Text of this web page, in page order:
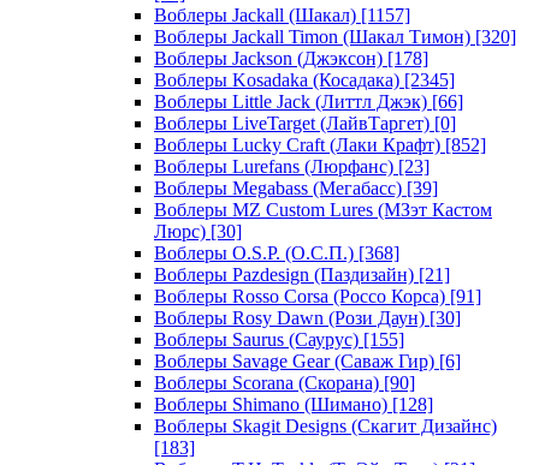
Воблеры Jackall (Шакал) [1157]
Воблеры Jackall Timon (Шакал Тимон) [320]
Воблеры Jackson (Джэксон) [178]
Воблеры Kosadaka (Косадака) [2345]
Воблеры Little Jack (Литтл Джэк) [66]
Воблеры LiveTarget (ЛайвТаргет) [0]
Воблеры Lucky Craft (Лаки Крафт) [852]
Воблеры Lurefans (Люрфанс) [23]
Воблеры Megabass (Мегабасс) [39]
Воблеры MZ Custom Lures (МЗэт Кастом
Люрс) [30]
Воблеры O.S.P. (О.С.П.) [368]
Воблеры Pazdesign (Паздизайн) [21]
Воблеры Rosso Corsa (Россо Корса) [91]
Воблеры Rosy Dawn (Рози Даун) [30]
Воблеры Saurus (Саурус) [155]
Воблеры Savage Gear (Саваж Гир) [6]
Воблеры Scorana (Скорана) [90]
Воблеры Shimano (Шимано) [128]
Воблеры Skagit Designs (Скагит Дизайнс)
[183]